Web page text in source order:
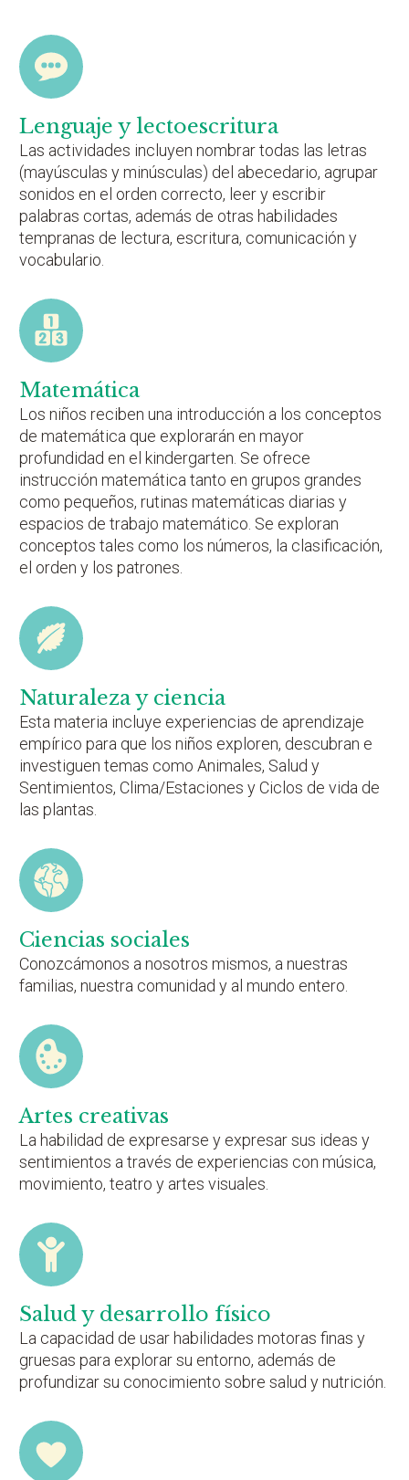
Lenguaje y lectoescritura
Las actividades incluyen nombrar todas las letras
(mayúsculas y minúsculas) del abecedario, agrupar
sonidos en el orden correcto, leer y escribir
palabras cortas, además de otras habilidades
tempranas de lectura, escritura, comunicación y
vocabulario.
Matemática
Los niños reciben una introducción a los conceptos
de matemática que explorarán en mayor
profundidad en el kindergarten. Se ofrece
instrucción matemática tanto en grupos grandes
como pequeños, rutinas matemáticas diarias y
espacios de trabajo matemático. Se exploran
conceptos tales como los números, la clasificación,
el orden y los patrones.
Naturaleza y ciencia
Esta materia incluye experiencias de aprendizaje
empírico para que los niños exploren, descubran e
investiguen temas como Animales, Salud y
Sentimientos, Clima/Estaciones y Ciclos de vida de
las plantas.
Ciencias sociales
Conozcámonos a nosotros mismos, a nuestras
familias, nuestra comunidad y al mundo entero.
Artes creativas
La habilidad de expresarse y expresar sus ideas y
sentimientos a través de experiencias con música,
movimiento, teatro y artes visuales.
Salud y desarrollo físico
La capacidad de usar habilidades motoras finas y
gruesas para explorar su entorno, además de
profundizar su conocimiento sobre salud y nutrición.